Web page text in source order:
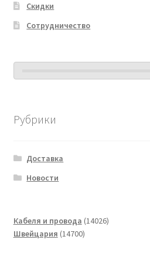
Скидки
Сотрудничество
Рубрики
Доставка
Новости
Кабеля и провода 1402614026
Швейцария 1470014700